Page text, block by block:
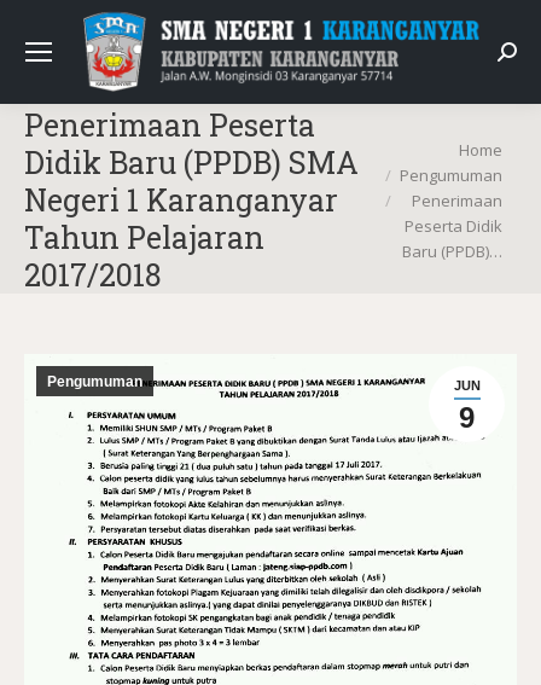
Penerimaan Peserta
Didik Baru (PPDB) SMA
Negeri 1 Karanganyar
Tahun Pelajaran
2017/2018
You are here:Home
Pengumuman
Penerimaan
Peserta Didik
Baru (PPDB)…
JUN
9
Pengumuman